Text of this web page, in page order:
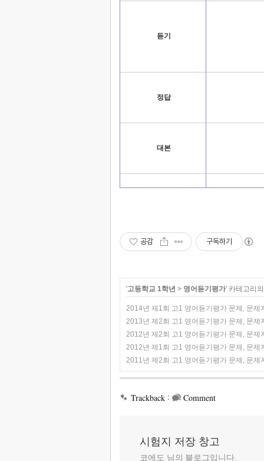
듣기
정답
대본
공감 구독하기
'고등학교 1학년 > 영어듣기평가' 카테고리
2014년 제1회 고1 영어듣기평가 문제, 문제
2013년 제2회 고1 영어듣기평가 문제, 문제
2012년 제2회 고1 영어듣기평가 문제, 문제
2012년 제1회 고1 영어듣기평가 문제, 문제
2011년 제2회 고1 영어듣기평가 문제, 문제
Trackback : Comment
시험지 저장 창고
코에도 님의 블로그입니다.